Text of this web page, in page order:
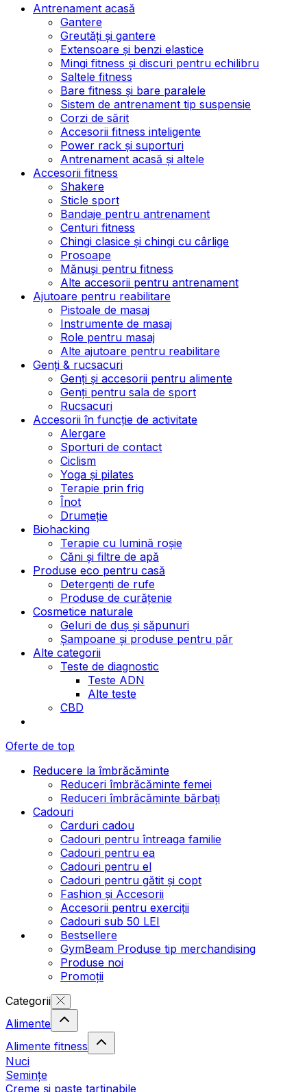
Antrenament acasă
Gantere
Greutăți și gantere
Extensoare și benzi elastice
Mingi fitness și discuri pentru echilibru
Saltele fitness
Bare fitness și bare paralele
Sistem de antrenament tip suspensie
Corzi de sărit
Accesorii fitness inteligente
Power rack și suporturi
Antrenament acasă și altele
Accesorii fitness
Shakere
Sticle sport
Bandaje pentru antrenament
Centuri fitness
Chingi clasice și chingi cu cârlige
Prosoape
Mănuși pentru fitness
Alte accesorii pentru antrenament
Ajutoare pentru reabilitare
Pistoale de masaj
Instrumente de masaj
Role pentru masaj
Alte ajutoare pentru reabilitare
Genți & rucsacuri
Genți și accesorii pentru alimente
Genți pentru sala de sport
Rucsacuri
Accesorii în funcție de activitate
Alergare
Sporturi de contact
Ciclism
Yoga și pilates
Terapie prin frig
Înot
Drumeție
Biohacking
Terapie cu lumină roșie
Căni și filtre de apă
Produse eco pentru casă
Detergenți de rufe
Produse de curățenie
Cosmetice naturale
Geluri de duș și săpunuri
Șampoane și produse pentru păr
Alte categorii
Teste de diagnostic
Teste ADN
Alte teste
CBD
Oferte de top
Reducere la îmbrăcăminte
Reduceri îmbrăcăminte femei
Reduceri îmbrăcăminte bărbați
Cadouri
Carduri cadou
Cadouri pentru întreaga familie
Cadouri pentru ea
Cadouri pentru el
Cadouri pentru gătit și copt
Fashion și Accesorii
Accesorii pentru exerciții
Cadouri sub 50 LEI
Bestsellere
GymBeam Produse tip merchandising
Produse noi
Promoții
Categorii
Alimente
Alimente fitness
Nuci
Semințe
Creme și paste tartinabile